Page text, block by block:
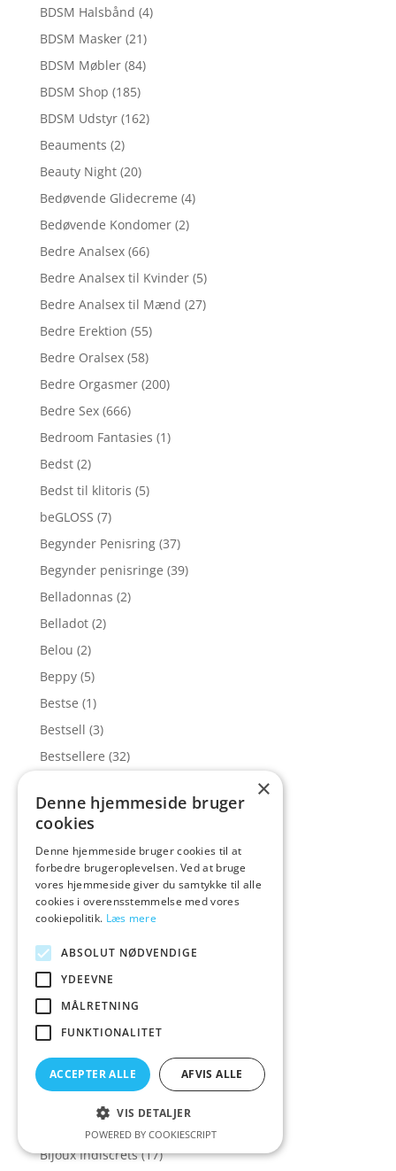
BDSM Halsbånd (4)
BDSM Masker (21)
BDSM Møbler (84)
BDSM Shop (185)
BDSM Udstyr (162)
Beauments (2)
Beauty Night (20)
Bedøvende Glidecreme (4)
Bedøvende Kondomer (2)
Bedre Analsex (66)
Bedre Analsex til Kvinder (5)
Bedre Analsex til Mænd (27)
Bedre Erektion (55)
Bedre Oralsex (58)
Bedre Orgasmer (200)
Bedre Sex (666)
Bedroom Fantasies (1)
Bedst (2)
Bedst til klitoris (5)
beGLOSS (7)
Begynder Penisring (37)
Begynder penisringe (39)
Belladonnas (2)
Belladot (2)
Belou (2)
Beppy (5)
Bestse (1)
Bestsell (3)
Bestsellere (32)
Bestsellers i glas (3)
Bestsellers til ham
(5)
Bestsellers til mænd (2)
Bestsellers Top 30 (3)
Bestsellers und
Bestsellers under 100 kr
BF1234
BH & BH-sæt
Big Boy (1)
Bijoux Indiscrets (17)
×
Denne hjemmeside bruger
cookies
Denne hjemmeside bruger cookies til at
forbedre brugeroplevelsen. Ved at bruge
vores hjemmeside giver du samtykke til alle
cookies i overensstemmelse med vores
cookiepolitik. Læs mere
ABSOLUT NØDVENDIGE
YDEEVNE
MÅLRETNING
FUNKTIONALITET
ACCEPTER ALLE AFVIS ALLE
VIS DETALJER
POWERED BY COOKIESCRIPT